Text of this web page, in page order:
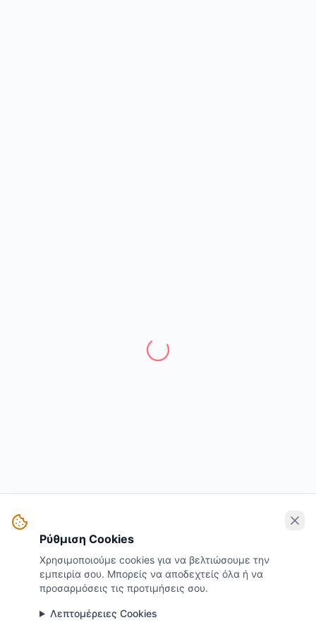
Ρύθμιση Cookies
Χρησιμοποιούμε cookies για να βελτιώσουμε την
εμπειρία σου. Μπορείς να αποδεχτείς όλα ή να
προσαρμόσεις τις προτιμήσεις σου.
Λεπτομέρειες Cookies